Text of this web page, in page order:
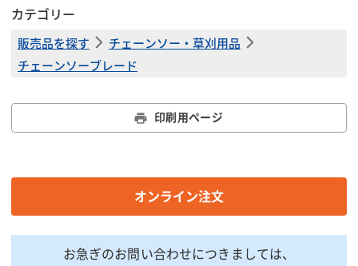
カテゴリー
販売品を探す
チェーンソー・草刈用品
チェーンソーブレード
印刷用ページ
オンライン注文
お急ぎのお問い合わせにつきましては、